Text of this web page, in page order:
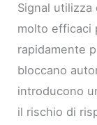
Signal
molto efficaci
rapidamente
bloccano
introducono
il rischio di